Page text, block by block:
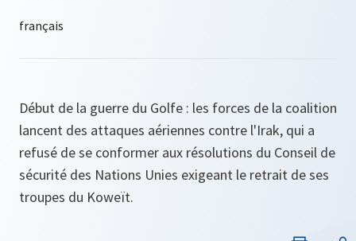
Début de la guerre du Golfe : les forces de la coalition
lancent des attaques aériennes contre l'Irak, qui a
refusé de se conformer aux résolutions du Conseil de
sécurité des Nations Unies exigeant le retrait de ses
troupes du Koweït.